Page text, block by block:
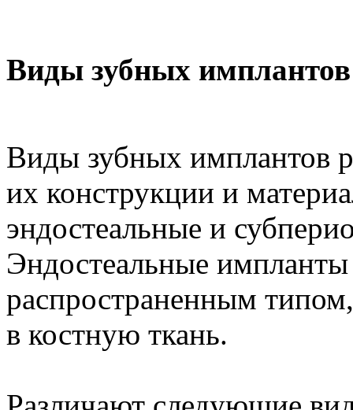
Виды зубных имплантов
Виды зубных имплантов
их конструкции и
эндостеальные и
Эндостеальные импланты
распространенным
в костную ткань.